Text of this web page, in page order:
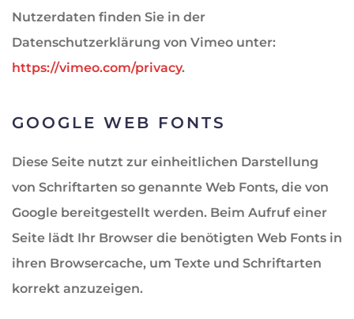
Nutzerdaten finden Sie in der
Datenschutzerklärung von Vimeo unter:
https://vimeo.com/privacy.
GOOGLE WEB FONTS
Diese Seite nutzt zur einheitlichen Darstellung
von Schriftarten so genannte Web Fonts, die von
Google bereitgestellt werden. Beim Aufruf einer
Seite lädt Ihr Browser die benötigten Web Fonts in
ihren Browsercache, um Texte und Schriftarten
korrekt anzuzeigen.